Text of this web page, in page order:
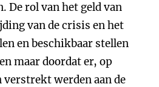
De rol van het geld van
van de crisis en het
en beschikbaar stellen
maar doordat er, op
werden aan de